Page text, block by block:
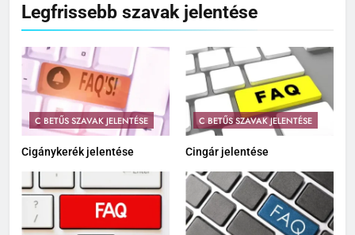
Legfrissebb szavak jelentése
C BETŰS SZAVAK JELENTÉSE
Cigánykerék jelentése
C BETŰS SZAVAK JELENTÉSE
Cingár jelentése